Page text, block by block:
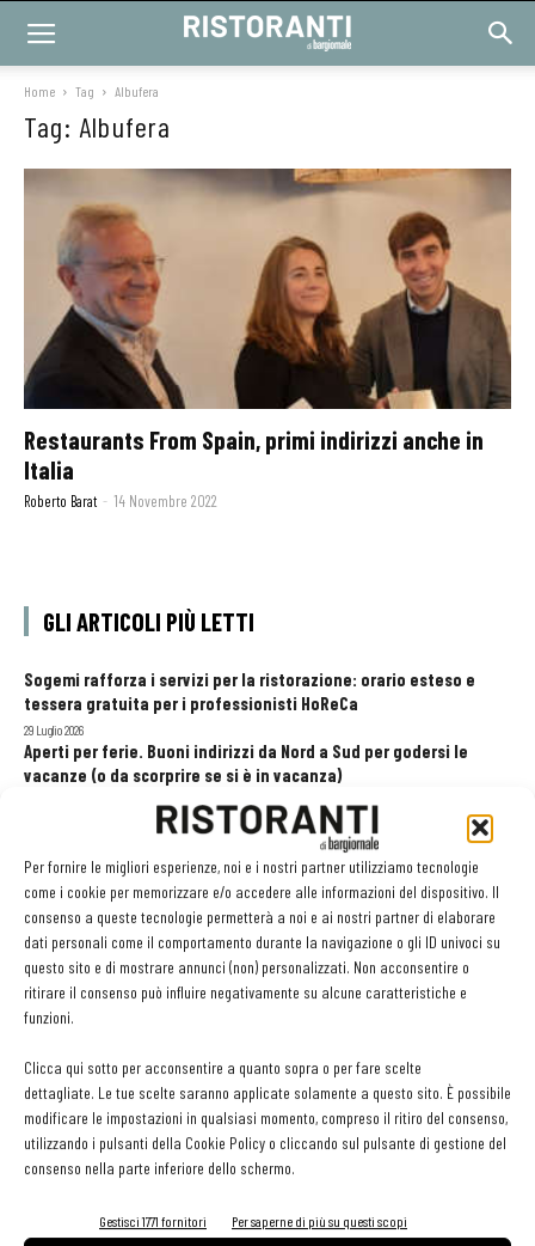
Per fornire le migliori esperienze, noi e i nostri partner utilizziamo tecnologie
come i cookie per memorizzare e/o accedere alle informazioni del dispositivo. Il
consenso a queste tecnologie permetterà a noi e ai nostri partner di elaborare
dati personali come il comportamento durante la navigazione o gli ID univoci su
questo sito e di mostrare annunci (non) personalizzati. Non acconsentire o
ritirare il consenso può influire negativamente su alcune caratteristiche e
funzioni.
Clicca qui sotto per acconsentire a quanto sopra o per fare scelte
dettagliate. Le tue scelte saranno applicate solamente a questo sito. È possibile
modificare le impostazioni in qualsiasi momento, compreso il ritiro del consenso,
utilizzando i pulsanti della Cookie Policy o cliccando sul pulsante di gestione del
consenso nella parte inferiore dello schermo.
Gestisci 1771 fornitori Per saperne di più su questi scopi
Home Tag Albufera
Tag: Albufera
Restaurants From Spain, primi indirizzi anche in
Italia
Roberto Barat - 14 Novembre 2022
GLI ARTICOLI PIÙ LETTI
Sogemi rafforza i servizi per la ristorazione: orario esteso e
tessera gratuita per i professionisti HoReCa
29 Luglio 2026
Aperti per ferie. Buoni indirizzi da Nord a Sud per godersi le
vacanze (o da scorprire se si è in vacanza)
Recensioni online, Fipe e le associazioni del turismo chiedono
modifiche alle Linee Guida dell’Antitrust
20 Luglio 2026
EDICOLA WEB